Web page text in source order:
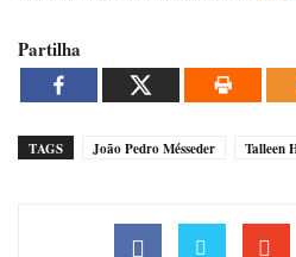
Partilha
TAGS João Pedro Mésseder Talleen